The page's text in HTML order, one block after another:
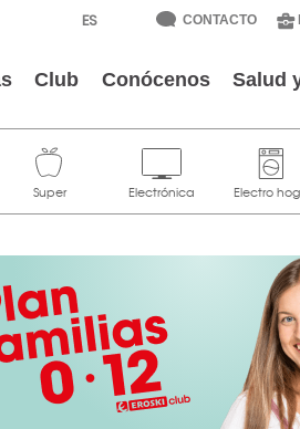
CONTACTO
Club Conócenos Salud